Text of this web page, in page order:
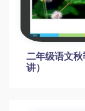
二年级语文
讲）